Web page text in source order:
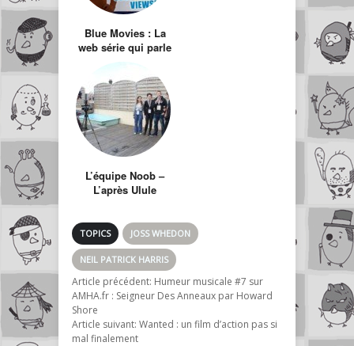
Blue Movies : La
web série qui parle
des coulisses de
l’industrie du
porno avec
humour
L’équipe Noob –
L’après Ulule
TOPICS JOSS WHEDON
NEIL PATRICK HARRIS
Article précédent: Humeur musicale #7 sur
AMHA.fr : Seigneur Des Anneaux par Howard
Shore
Article suivant: Wanted : un film d’action pas si
mal finalement